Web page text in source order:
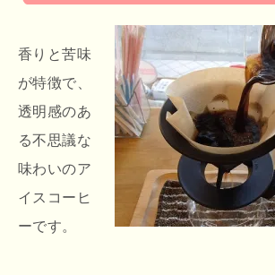
香りと苦味
が特徴で、
透明感のあ
る不思議な
味わいのア
イスコーヒ
ーです。